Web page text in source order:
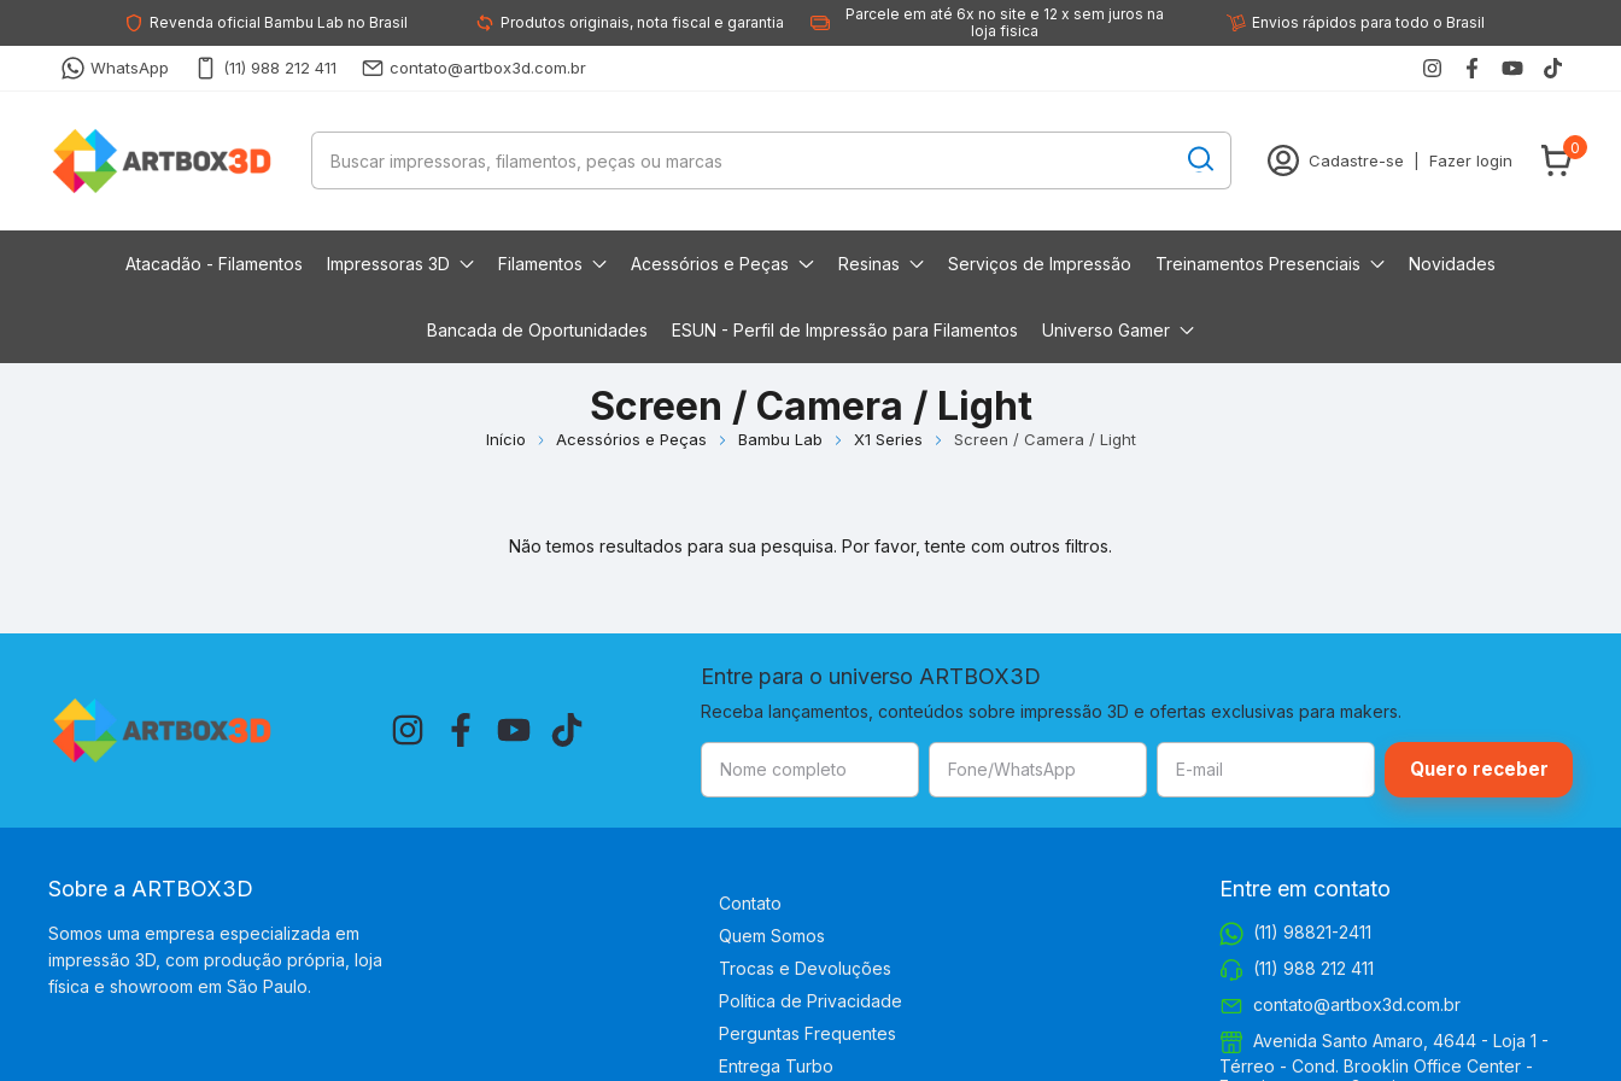
Revenda oficial Bambu Lab no Brasil Produtos originais, nota fiscal e garantia
Parcele em até 6x no site e 12 x sem juros na
loja fisica
Envios rápidos para todo o Brasil
WhatsApp (11) 988 212 411 contato@artbox3d.com.br
Cadastre-se Fazer login
0
Atacadão - Filamentos Impressoras 3D Filamentos Acessórios e Peças Resinas Serviços de Impressão Treinamentos Presenciais Novidades
Bancada de Oportunidades ESUN - Perfil de Impressão para Filamentos Universo Gamer
Screen / Camera / Light
Início Acessórios e Peças Bambu Lab X1 Series Screen / Camera / Light
Não temos resultados para sua pesquisa. Por favor, tente com outros filtros.
Entre para o universo ARTBOX3D
Receba lançamentos, conteúdos sobre impressão 3D e ofertas exclusivas para makers.
Sobre a ARTBOX3D
Somos uma empresa especializada em
impressão 3D, com produção própria, loja
física e showroom em São Paulo.
Contato
Quem Somos
Trocas e Devoluções
Política de Privacidade
Perguntas Frequentes
Entrega Turbo
Entre em contato
(11) 98821-2411
(11) 988 212 411
contato@artbox3d.com.br
Avenida Santo Amaro, 4644 - Loja 1 -
Térreo - Cond. Brooklin Office Center -